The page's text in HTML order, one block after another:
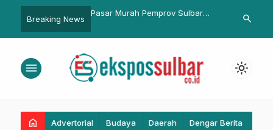
Breaking News
2,5 Ton Beras
30 Menit
HUT ke-79 Bhayangkara, Ajbar
Profesional dan Dekat dengan
Dukung Visi
Hingga ke
search
menu light_mode
home Advertorial Budaya Daerah Dengar Berita